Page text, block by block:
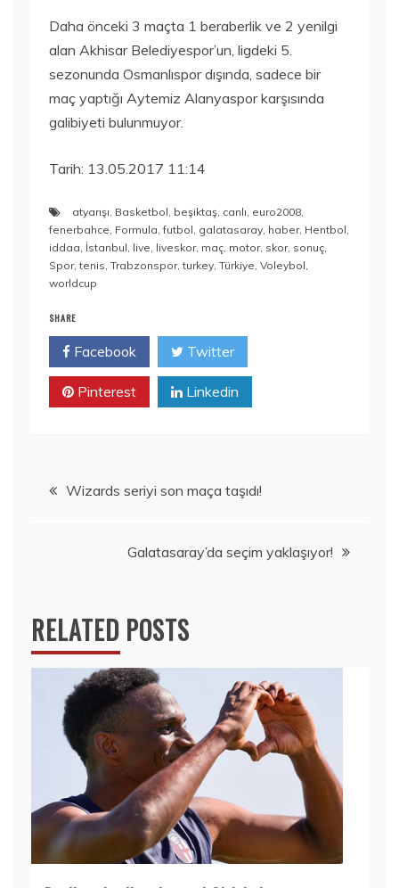
Daha önceki 3 maçta 1 beraberlik ve 2 yenilgi
alan Akhisar Belediyespor’un, ligdeki 5.
sezonunda Osmanlıspor dışında, sadece bir
maç yaptığı Aytemiz Alanyaspor karşısında
galibiyeti bulunmuyor.
Tarih: 13.05.2017 11:14
atyarışı, Basketbol, beşiktaş, canlı, euro2008,
fenerbahce, Formula,futbol, galatasaray, haber, Hentbol,
iddaa, İstanbul, live, liveskor, maç, motor, skor, sonuç,
Spor,tenis, Trabzonspor,turkey, Türkiye, Voleybol,
worldcup
SHARE
Facebook Twitter
Pinterest Linkedin
YazıWizards seriyi son maça taşıdı!
Galatasaray’da seçim yaklaşıyor!
RELATED POSTS